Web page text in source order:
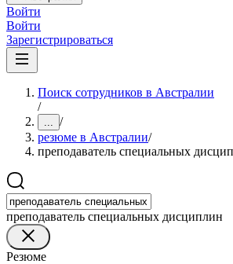
Войти
Войти
Зарегистрироваться
Поиск сотрудников в Австралии
/
... /
резюме в Австралии/
преподаватель специальных
преподаватель специальных дисциплин
Резюме